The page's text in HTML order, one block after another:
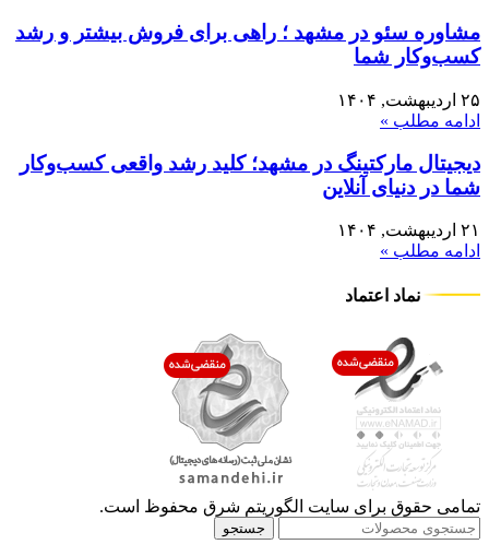
مشاوره سئو در مشهد ؛ راهی برای فروش بیشتر و رشد
کسب‌وکار شما
۲۵ اردیبهشت, ۱۴۰۴
ادامه مطلب »
دیجیتال مارکتینگ در مشهد؛ کلید رشد واقعی کسب‌وکار
شما در دنیای آنلاین
۲۱ اردیبهشت, ۱۴۰۴
ادامه مطلب »
نماد اعتماد
تمامی حقوق برای سایت الگوریتم شرق محفوظ است.
جستجو